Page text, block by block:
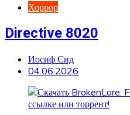
Хоррор
Directive 8020
Иосиф Сид
04.06.2026